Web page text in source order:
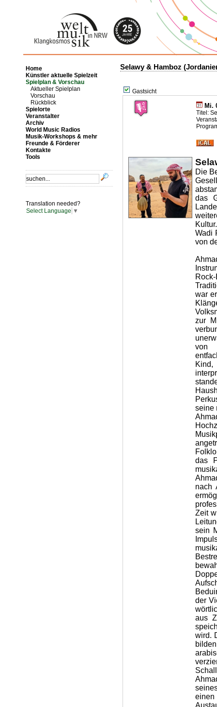
Home
Künstler aktuelle Spielzeit
Spielplan & Vorschau
Aktueller Spielplan
Vorschau
Rückblick
Spielorte
Veranstalter
Archiv
World Music Radios
Musik-Workshops & mehr
Freunde & Förderer
Kontakte
Tools
Translation needed?
Select Language ▼
Selawy & Hamboz
Gastsicht
Mi.
Titel:
Die
das
Wadi
von
war
zur
von
seine
das
nach
Zeit
sein
der
aus
wird.